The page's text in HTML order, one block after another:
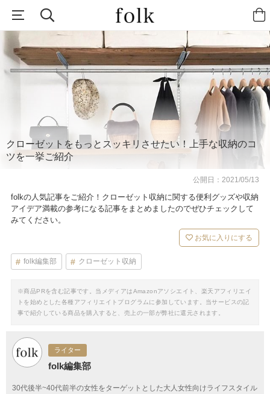
クローゼットをもっとスッキリさせたい！上手な収納のコ
ツを一挙ご紹介
公開日：2021/05/13
folkの人気記事をご紹介！クローゼット収納に関する便利グッズや収納
アイデア満載の参考になる記事をまとめましたのでぜひチェックして
みてください。
お気に入りにする
folk編集部 クローゼット収納
※商品PRを含む記事です。当メディアはAmazonアソシエイト、楽天アフィリエイ
トを始めとした各種アフィリエイトプログラムに参加しています。当サービスの記
事で紹介している商品を購入すると、売上の一部が弊社に還元されます。
ライター
folk編集部
30代後半~40代前半の女性をターゲットとした大人女性向けライフスタイル